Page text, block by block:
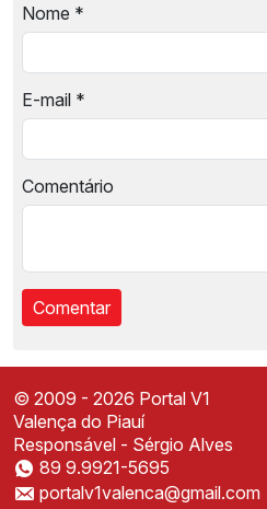
Nome *
E-mail *
Comentário
Instale o Portal V1
Acesse mais rápido direto
© 2009 - 2026 Portal V1
Valença do Piauí
Responsável - Sérgio Alves
89 9.9921-5695
portalv1valenca@gmail.com